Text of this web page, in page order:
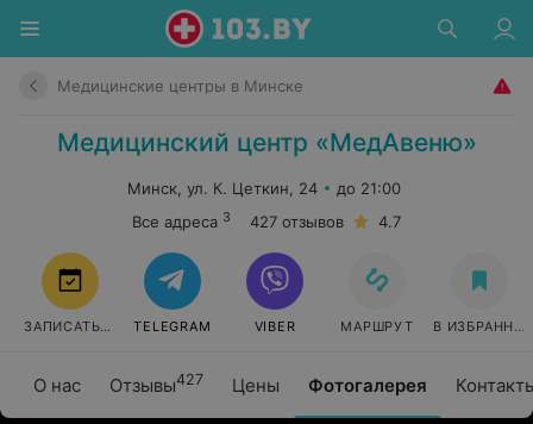
Медицинские центры в Минске
Медицинский центр «МедАвеню»
О нас Отзывы427 Цены Фотогалерея
Минск, ул. К. Цеткин, 24
до 21:00
Все адреса 3 427 отзывов 4.7
ЗАПИСАТЬСЯ TELEGRAM VIBER МАРШРУТ В ИЗБРАННОЕ